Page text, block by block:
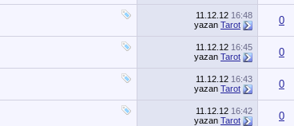
11.12.12 16:48
yazan Tarot 0
11.12.12 16:45
yazan Tarot 0
11.12.12 16:43
yazan Tarot 0
11.12.12 16:42
yazan Tarot 0